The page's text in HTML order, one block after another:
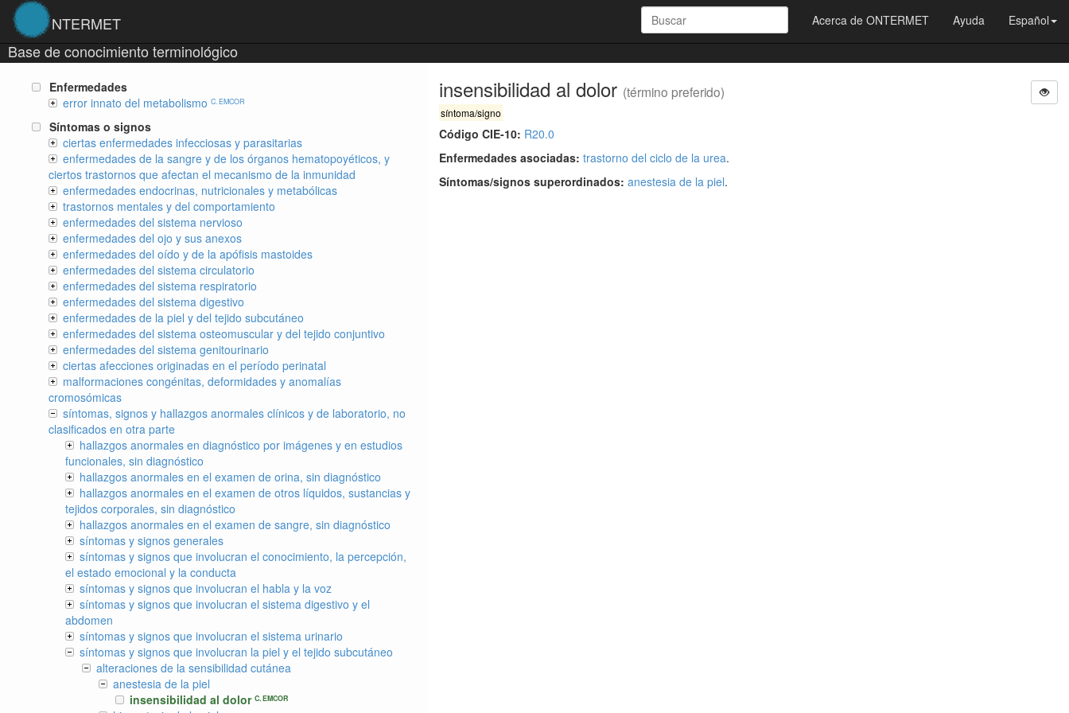
NTERMET Acerca de ONTERMET Ayuda Español
Base de conocimiento terminológico
insensibilidad al dolor (término preferido)
síntoma/signo
Código CIE-10: R20.0
Enfermedades asociadas: trastorno del ciclo de la urea.
Síntomas/signos superordinados: anestesia de la piel.
Enfermedades
error innato del metabolismo C. EMCOR
Síntomas o signos
ciertas enfermedades infecciosas y parasitarias
enfermedades de la sangre y de los órganos hematopoyéticos, y
ciertos trastornos que afectan el mecanismo de la inmunidad
enfermedades endocrinas, nutricionales y metabólicas
trastornos mentales y del comportamiento
enfermedades del sistema nervioso
enfermedades del ojo y sus anexos
enfermedades del oído y de la apófisis mastoides
enfermedades del sistema circulatorio
enfermedades del sistema respiratorio
enfermedades del sistema digestivo
enfermedades de la piel y del tejido subcutáneo
enfermedades del sistema osteomuscular y del tejido conjuntivo
enfermedades del sistema genitourinario
ciertas afecciones originadas en el período perinatal
malformaciones congénitas, deformidades y anomalías
cromosómicas
síntomas, signos y hallazgos anormales clínicos y de laboratorio, no
clasificados en otra parte
hallazgos anormales en diagnóstico por imágenes y en estudios
funcionales, sin diagnóstico
hallazgos anormales en el examen de orina, sin diagnóstico
hallazgos anormales en el examen de otros líquidos, sustancias y
tejidos corporales, sin diagnóstico
hallazgos anormales en el examen de sangre, sin diagnóstico
síntomas y signos generales
síntomas y signos que involucran el conocimiento, la percepción,
el estado emocional y la conducta
síntomas y signos que involucran el habla y la voz
síntomas y signos que involucran el sistema digestivo y el
abdomen
síntomas y signos que involucran el sistema urinario
síntomas y signos que involucran la piel y el tejido subcutáneo
alteraciones de la sensibilidad cutánea
anestesia de la piel
insensibilidad al dolor C. EMCOR